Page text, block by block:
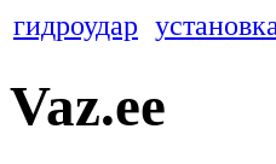
гидроудар установка
Vaz.ee